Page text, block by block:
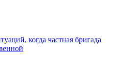
когда частная бригада